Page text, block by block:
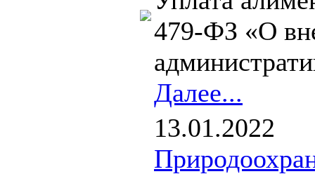
479-ФЗ «О
Далее...
13.01.2022